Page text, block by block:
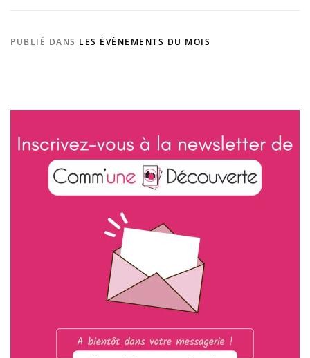
PUBLIÉ DANS LES ÉVÈNEMENTS DU MOIS